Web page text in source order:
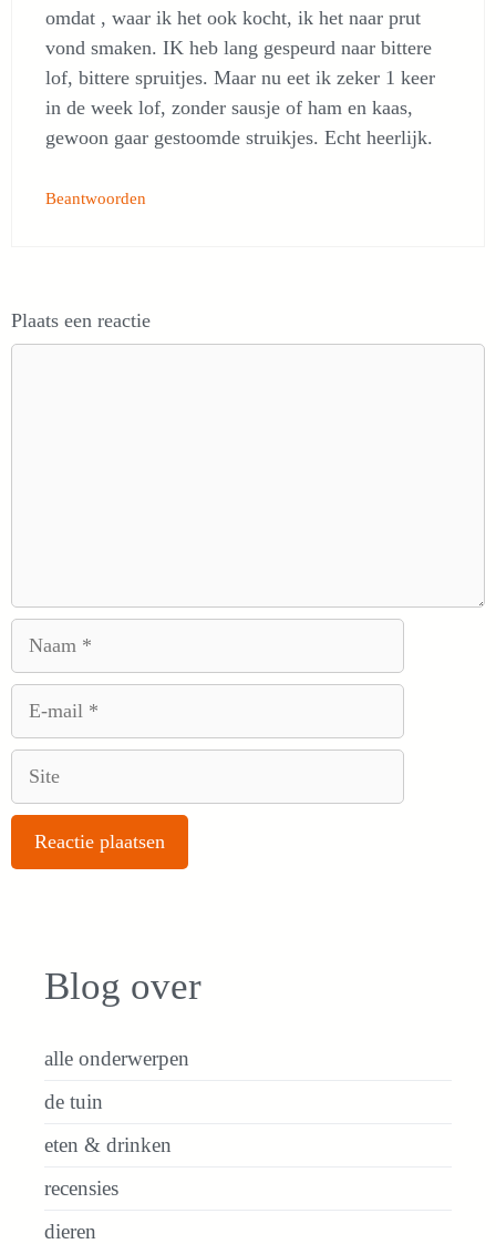
omdat , waar ik het ook kocht, ik het naar prut
vond smaken. IK heb lang gespeurd naar bittere
lof, bittere spruitjes. Maar nu eet ik zeker 1 keer
in de week lof, zonder sausje of ham en kaas,
gewoon gaar gestoomde struikjes. Echt heerlijk.
Beantwoorden
Plaats een reactie
Blog over
alle onderwerpen
de tuin
eten & drinken
recensies
dieren